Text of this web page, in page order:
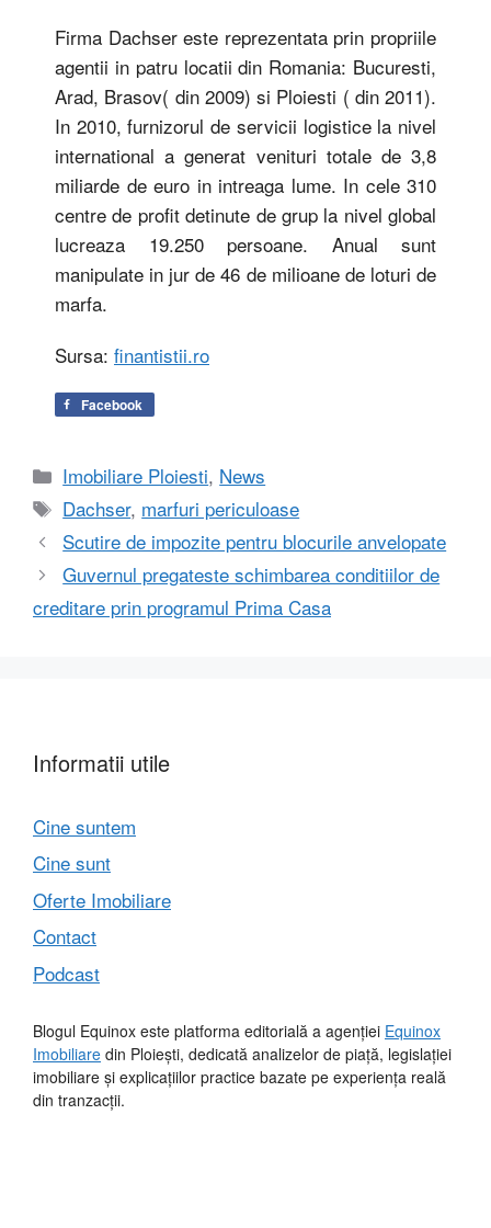
Firma Dachser este reprezentata prin propriile
agentii in patru locatii din Romania: Bucuresti,
Arad, Brasov( din 2009) si Ploiesti ( din 2011).
In 2010, furnizorul de servicii logistice la nivel
international a generat venituri totale de 3,8
miliarde de euro in intreaga lume. In cele 310
centre de profit detinute de grup la nivel global
lucreaza 19.250 persoane. Anual sunt
manipulate in jur de 46 de milioane de loturi de
marfa.
Sursa: finantistii.ro
Facebook
Categorii
Imobiliare Ploiesti, News
Etichete
Dachser, marfuri periculoase
Scutire de impozite pentru blocurile anvelopate
Guvernul pregateste schimbarea conditiilor de
creditare prin programul Prima Casa
Informatii utile
Cine suntem
Cine sunt
Oferte Imobiliare
Contact
Podcast
Blogul Equinox este platforma editorială a agenției Equinox
Imobiliare din Ploiești, dedicată analizelor de piață, legislației
imobiliare și explicațiilor practice bazate pe experiența reală
din tranzacții.